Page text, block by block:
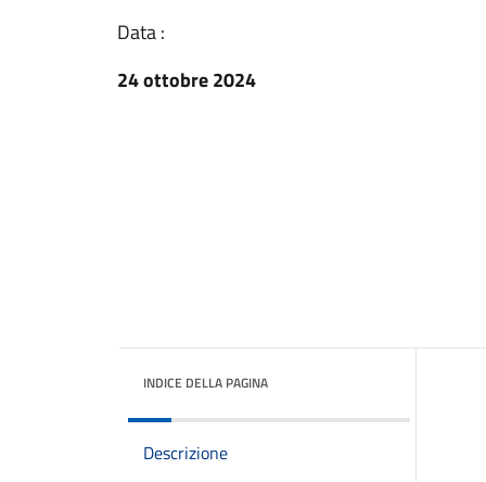
Data :
24 ottobre 2024
INDICE DELLA PAGINA
Descrizione